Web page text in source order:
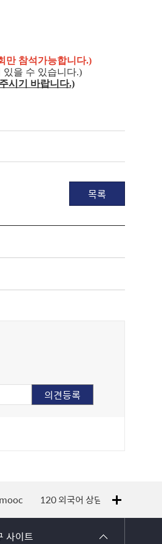
만 참석가능합니다.)
있을 수 있습니다.)
시기 바랍니다.)
목록
지적측량바로처리센터
사이트